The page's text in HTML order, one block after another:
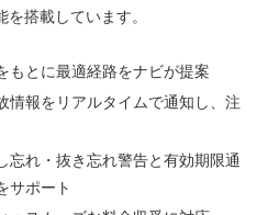
搭載しています。
もとに最適経路をナビが提案
情報をリアルタイムで通知し、注
忘れ・抜き忘れ警告と有効期限通
サポート